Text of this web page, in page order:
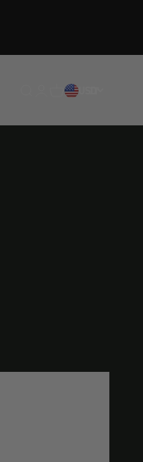
Traduzione mancante:
Traduzione
Traduzione